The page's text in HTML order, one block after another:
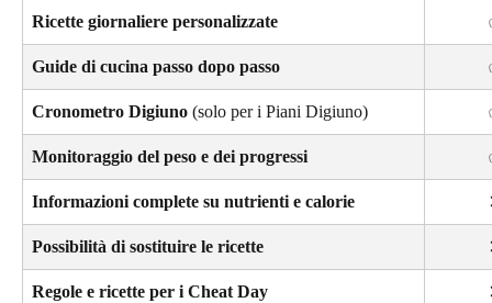
Ricette giornaliere personalizzate
Guide di cucina passo dopo passo
Cronometro Digiuno (solo per i Piani Digiuno)
Monitoraggio del peso e dei progressi
Informazioni complete su nutrienti e calorie
Possibilità di sostituire le ricette
Regole e ricette per i Cheat Day